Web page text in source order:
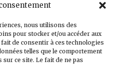
nous utilisons des
pour stocker et/ou accéder aux
de consentir à ces technologies
telles que le comportement
ce site. Le fait de ne pas